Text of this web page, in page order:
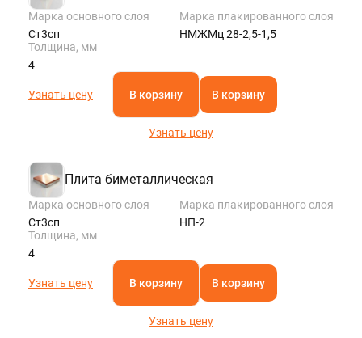
Марка основного слоя
Ст3сп
Марка плакированного слоя
НМЖМц 28-2,5-1,5
Толщина, мм
4
Узнать цену В корзину В корзину
Узнать цену
Плита биметаллическая
Марка основного слоя
Ст3сп
Марка плакированного слоя
НП-2
Толщина, мм
4
Узнать цену В корзину В корзину
Узнать цену